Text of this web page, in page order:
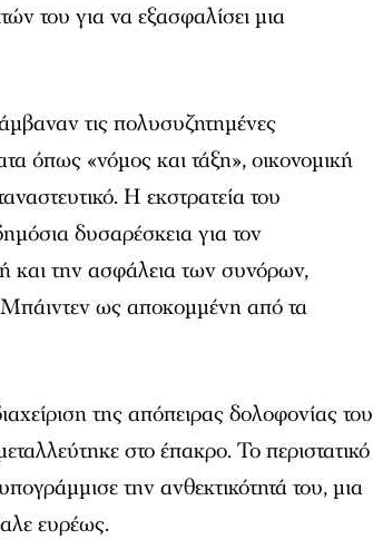
του για να εξασφαλίσει μια
τις πολυσυζητημένες
όπως «νόμος και τάξη», οικονομική
Η εκστρατεία του
δυσαρέσκεια για τον
και την ασφάλεια των συνόρων,
ως αποκομμένη από τα
της απόπειρας δολοφονίας του
στο έπακρο. Το περιστατικό
την ανθεκτικότητά του, μια
ευρέως.